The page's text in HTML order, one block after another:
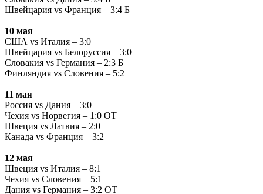
Швейцария vs Франция – 3:4 Б
10 мая
США vs Италия – 3:0
Швейцария vs Белоруссия – 3:0
Словакия vs Германия – 2:3 Б
Финляндия vs Словения – 5:2
11 мая
Россия vs Дания – 3:0
Чехия vs Норвегия – 1:0 ОТ
Швеция vs Латвия – 2:0
Канада vs Франция – 3:2
12 мая
Швеция vs Италия – 8:1
Чехия vs Словения – 5:1
Дания vs Германия – 3:2 ОТ